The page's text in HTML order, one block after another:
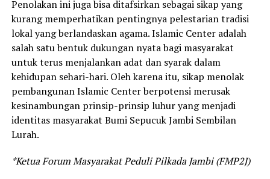
Penolakan ini juga bisa ditafsirkan sebagai sikap yang
kurang memperhatikan pentingnya pelestarian tradisi
lokal yang berlandaskan agama. Islamic Center adalah
salah satu bentuk dukungan nyata bagi masyarakat
untuk terus menjalankan adat dan syarak dalam
kehidupan sehari-hari. Oleh karena itu, sikap menolak
pembangunan Islamic Center berpotensi merusak
kesinambungan prinsip-prinsip luhur yang menjadi
identitas masyarakat Bumi Sepucuk Jambi Sembilan
Lurah.
*Ketua Forum Masyarakat Peduli Pilkada Jambi (FMP2J)